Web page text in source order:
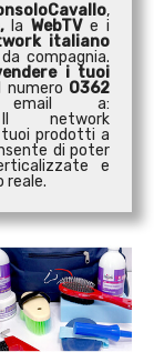
,
laWebTVe i
italiano
compagnia.
i tuoi
numero 0362
a:
prodotti a
di poter
e
reale.